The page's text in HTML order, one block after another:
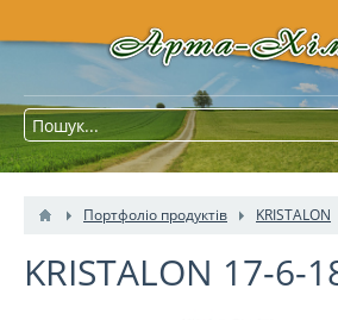
Портфоліо продуктів KRISTALON
KRISTALON 17-6-